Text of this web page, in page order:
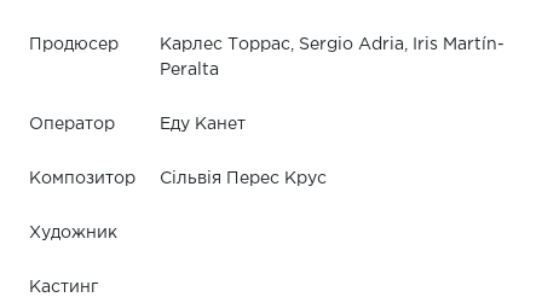
Продюсер
Карлес Торрас, Sergio Adria, Iris Martín-
Peralta
Оператор Еду Канет
Композитор Сільвія Перес Крус
Художник
Кастинг